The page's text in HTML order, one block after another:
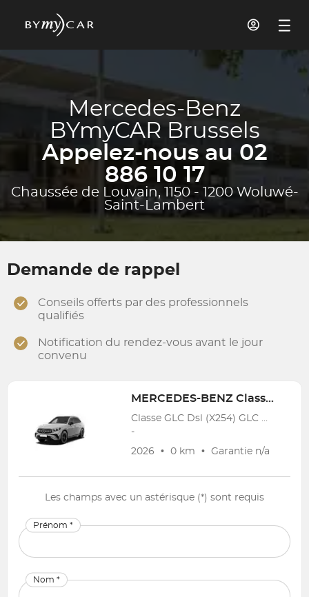
Mercedes-Benz
BYmyCAR Brussels
Appelez-nous au 02
886 10 17
Chaussée de Louvain, 1150 - 1200 Woluwé-
Saint-Lambert
Demande de rappel
Conseils offerts par des professionnels
qualifiés
Notification du rendez-vous avant le jour
convenu
MERCEDES-BENZ Classe GLC Dsl (X254)
Classe GLC Dsl (X254) GLC 200 d Star Edition
-
2026 • 0 km • Garantie n/a
Les champs avec un astérisque (*) sont requis
Prénom *
Nom *